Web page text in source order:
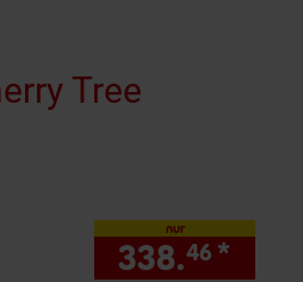
Tree
nur
338.46 *